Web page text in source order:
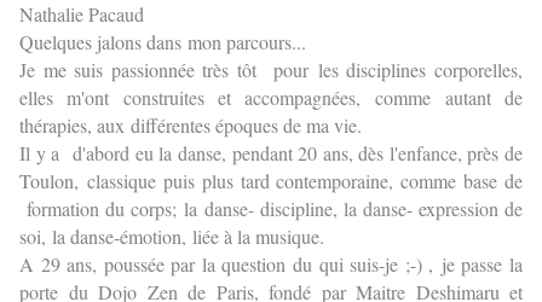
Nathalie Pacaud
Quelques jalons dans mon parcours...
Je me suis passionnée très tôt pour les disciplines corporelles,
elles m'ont construites et accompagnées, comme autant de
thérapies, aux différentes époques de ma vie.
Il y a d'abord eu la danse, pendant 20 ans, dès l'enfance, près de
Toulon, classique puis plus tard contemporaine, comme base de
formation du corps; la danse- discipline, la danse- expression de
soi, la danse-émotion, liée à la musique.
A 29 ans, poussée par la question du qui suis-je ;-) , je passe la
porte du Dojo Zen de Paris, fondé par Maitre Deshimaru et